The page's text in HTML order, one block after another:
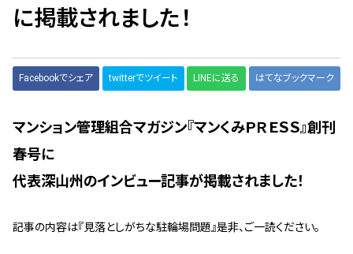
に掲載されました！
Facebookでシェア twitterでツイート LINEに送る はてなブックマーク
マンション管理組合マガジン『マンくみＰＲＥＳＳ』創刊
春号に
代表深山州のインビュー記事が掲載されました！
記事の内容は『見落としがちな駐輪場問題』是非、ご一読ください。
サービス一覧
メルの理事会アドバイザー »
管理契約見直しドクター »